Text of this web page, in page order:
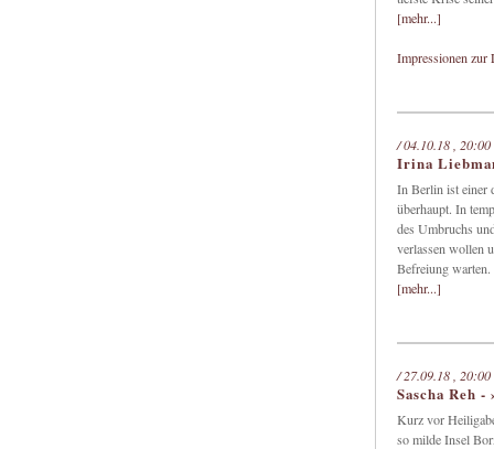
[mehr...]
Impressionen zur
/ 04.10.18 ,
Irina
In Berlin ist einer
überhaupt. In
des Umbruchs
verlassen wollen
Befreiung warten.
[mehr...]
/ 27.09.18 ,
Sascha Reh -
Kurz vor
so milde Insel